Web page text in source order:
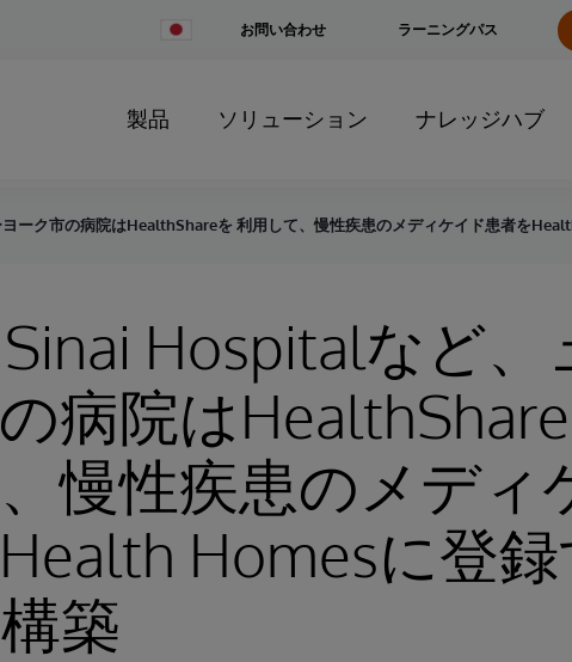
Change
お問い合わせ ラーニングパス
製品 ソリューション ナレッジハブ
ーク市の病院はHealthShareを 利用して、慢性疾患のメディケイド患者を
Hospitalなど、
病院は
慢性疾患のメディ
Homesに登
築